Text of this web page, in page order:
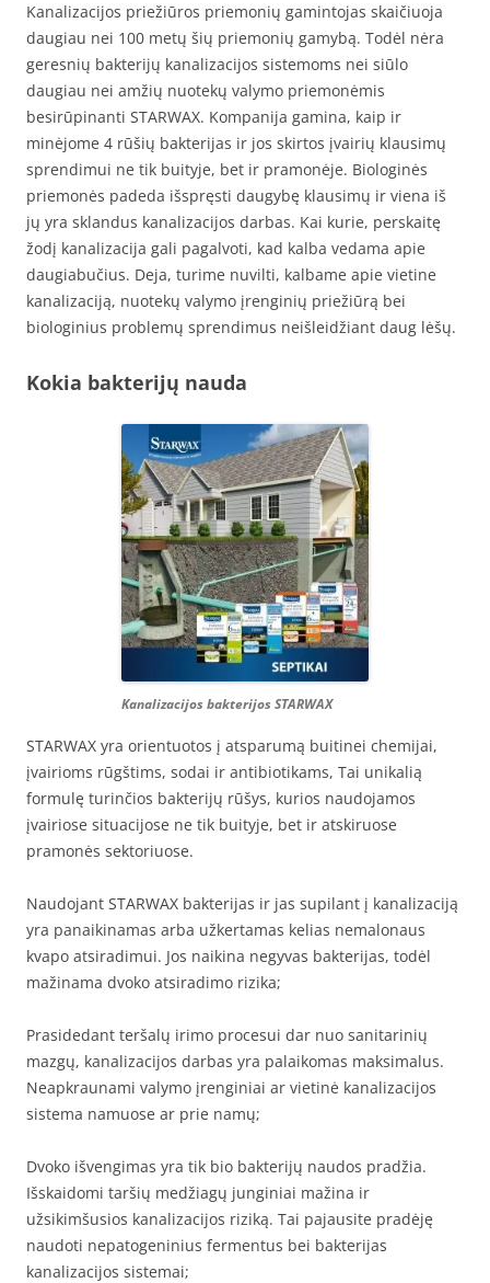
Kanalizacijos priežiūros priemonių gamintojas skaičiuoja
daugiau nei 100 metų šių priemonių gamybą. Todėl nėra
geresnių bakterijų kanalizacijos sistemoms nei siūlo
daugiau nei amžių nuotekų valymo priemonėmis
besirūpinanti STARWAX. Kompanija gamina, kaip ir
minėjome 4 rūšių bakterijas ir jos skirtos įvairių klausimų
sprendimui ne tik buityje, bet ir pramonėje. Biologinės
priemonės padeda išspręsti daugybę klausimų ir viena iš
jų yra sklandus kanalizacijos darbas. Kai kurie, perskaitę
žodį kanalizacija gali pagalvoti, kad kalba vedama apie
daugiabučius. Deja, turime nuvilti, kalbame apie vietine
kanalizaciją, nuotekų valymo įrenginių priežiūrą bei
biologinius problemų sprendimus neišleidžiant daug lėšų.
Kokia bakterijų nauda
Kanalizacijos bakterijos STARWAX
STARWAX yra orientuotos į atsparumą buitinei chemijai,
įvairioms rūgštims, sodai ir antibiotikams, Tai unikalią
formulę turinčios bakterijų rūšys, kurios naudojamos
įvairiose situacijose ne tik buityje, bet ir atskiruose
pramonės sektoriuose.
Naudojant STARWAX bakterijas ir jas supilant į kanalizaciją
yra panaikinamas arba užkertamas kelias nemalonaus
kvapo atsiradimui. Jos naikina negyvas bakterijas, todėl
mažinama dvoko atsiradimo rizika;
Prasidedant teršalų irimo procesui dar nuo sanitarinių
mazgų, kanalizacijos darbas yra palaikomas maksimalus.
Neapkraunami valymo įrenginiai ar vietinė kanalizacijos
sistema namuose ar prie namų;
Dvoko išvengimas yra tik bio bakterijų naudos pradžia.
Išskaidomi taršių medžiagų junginiai mažina ir
užsikimšusios kanalizacijos riziką. Tai pajausite pradėję
naudoti nepatogeninius fermentus bei bakterijas
kanalizacijos sistemai;